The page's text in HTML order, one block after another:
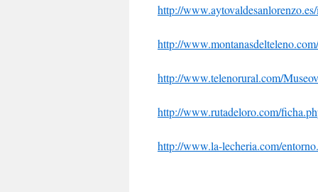
http://
http://
http://www.telenorural.com/
http://www.rutadeloro.com/
http://www.la-lecheria.com/